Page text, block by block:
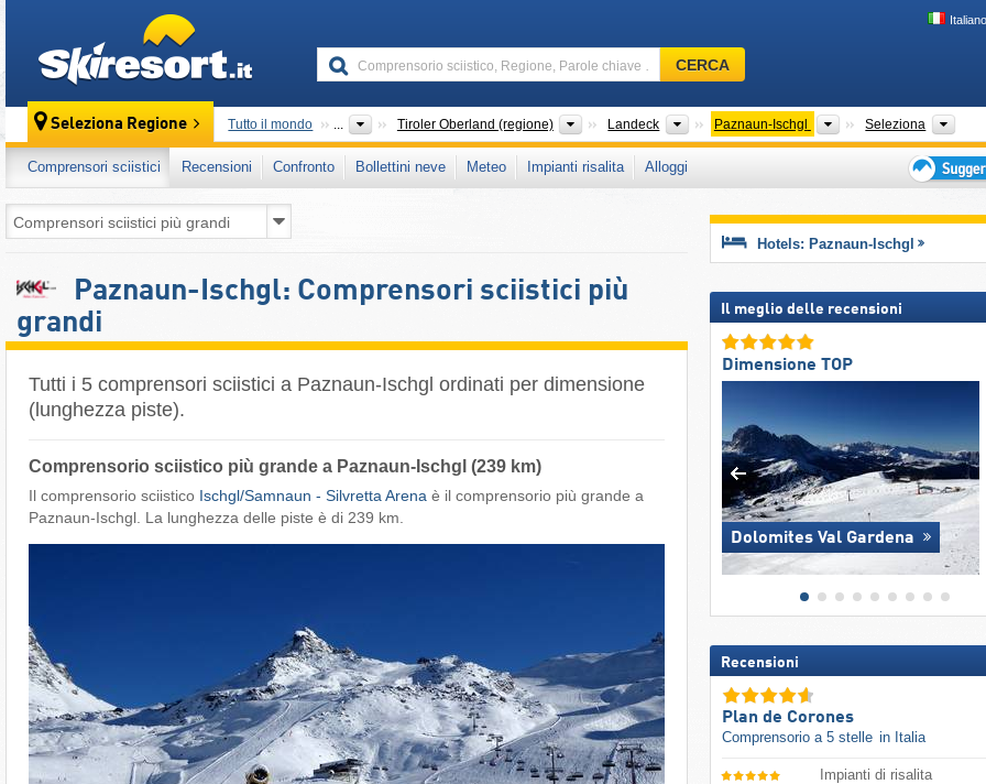
Italiano
Comprensorio
sciistico,
Parole
chiave
…
CERCA
Seleziona Regione Tutto il mondo ... Tiroler Oberland (regione) Grandi regioni
Landeck DistrettiPaznaun-Ischgl Regioni turistiche
Seleziona
Comprensori sciistici Recensioni Confronto Bollettini neve Meteo Impianti risalita
Alloggi
per
vacanza
sciistica
Paznaun-Ischgl: Comprensori sciistici più
grandi
Tutti i 5 comprensori sciistici a Paznaun-Ischgl ordinati per dimensione
(lunghezza piste).
Comprensorio sciistico più grande a Paznaun-Ischgl (239 km)
Il comprensorio sciistico Ischgl/​Samnaun - Silvretta Arena è il comprensorio più grande a
Paznaun-Ischgl. La lunghezza delle piste è di 239 km.
Hotels: Paznaun-Ischgl
Il meglio delle recensioni
Dimensione TOP
Dolomites Val Gardena
Recensioni
Plan de Corones
Comprensorio a 5 stelle in Italia
Impianti di risalita